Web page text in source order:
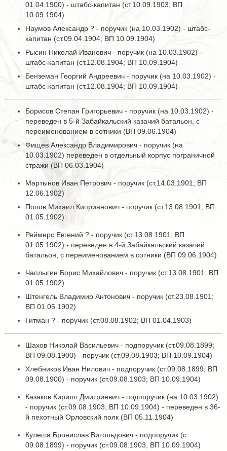
01.04.1900) - штабс-капитан (ст.10.09.1903; ВП
10.09.1904)
Наумов Александр ? - поручик (на 10.03.1902) - штабс-
капитан (ст.09.04.1904; ВП 10.09.1904)
Рысин Николай Иванович - поручик (на 10.03.1902) -
штабс-капитан (ст.12.08.1904; ВП 10.09.1904)
Бенземан Георгий Андреевич - поручик (на 10.03.1902) -
штабс-капитан (ст.12.08.1904; ВП 10.09.1904)
Борисов Степан Григорьевич - поручик (на 10.03.1902) -
переведен в 5-й Забайкальский казачий батальон, с
переименованием в сотники (ВП 09.06.1904)
Фищев Александр Владимирович - поручик (на
10.03.1902) переведен в отдельный корпус пограничной
стражи (ВП 06.03.1904)
Мартынов Иван Петрович - поручик (ст.14.03.1901; ВП
12.06.1902)
Попов Михаил Киприанович - поручик (ст.13.08.1901; ВП
01.05.1902)
Реймерс Евгений ? - поручик (ст.13.08.1901; ВП
01.05.1902) - переведен в 4-й Забайкальский казачий
батальон, с переименованием в сотники (ВП 09.06.1904)
Чаплыгин Борис Михайлович - поручик (ст.13.08.1901; ВП
01.05.1902)
Штенгель Владимир Антонович - поручик (ст.23.08.1901;
ВП 01.05.1902)
Гитман ? - поручик (ст.08.08.1902; ВП 01.04.1903)
Шахов Николай Васильевич - подпоручик (ст.09.08.1899;
ВП 09.08.1900) - поручик (ст.09.08.1903; ВП 10.09.1904)
Хлебников Иван Нилович - подпоручик (ст.09.08.1899; ВП
09.08.1900) - поручик (ст.09.08.1903; ВП 10.09.1904)
Казаков Кирилл Дмитриевич - подпоручик (на 10.03.1902)
- поручик (ст.09.08.1903; ВП 10.09.1904) - переведен в 36-
й пехотный Орловский полк (ВП 05.11.1904)
Кулеша Бронислав Витольдович - подпоручик (с
09.08.1899) - поручик (ст.09.08.1903; ВП 10.09.1904)